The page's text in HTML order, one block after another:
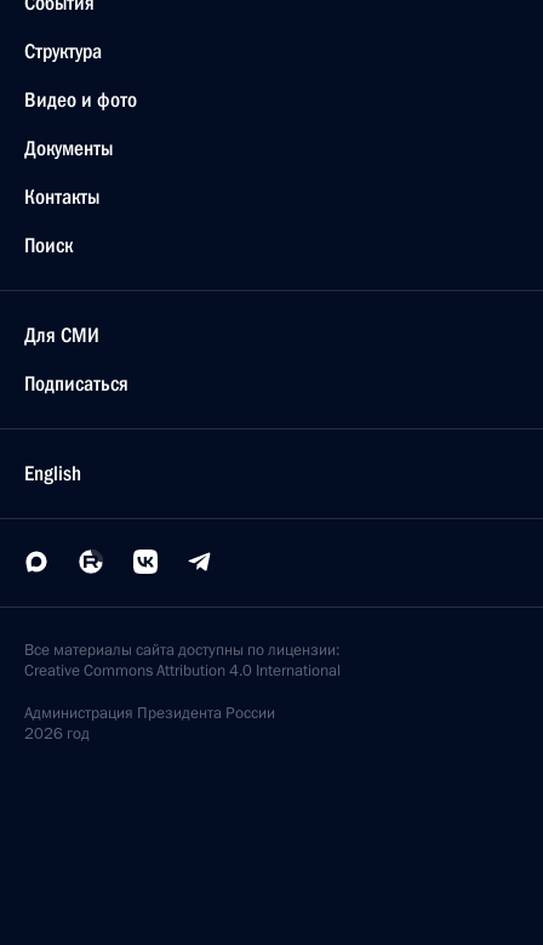
Структура
Видео и фото
Документы
Контакты
Поиск
Для СМИ
Подписаться
English
Все материалы сайта доступны по лицензии:
Creative Commons Attribution 4.0 International
Администрация Президента России
2026 год